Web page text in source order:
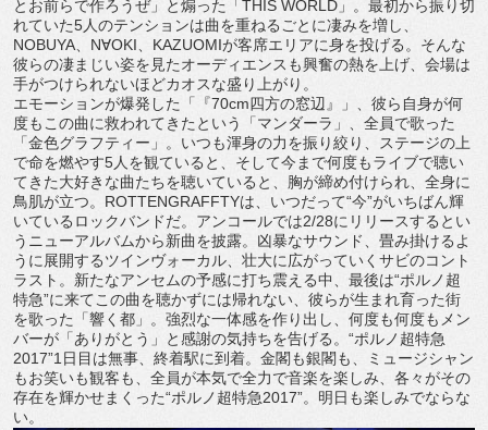
とお前らで作ろうぜ」と煽った「THIS WORLD」。最初から振り切
れていた5人のテンションは曲を重ねるごとに凄みを増し、
NOBUYA、N∀OKI、KAZUOMIが客席エリアに身を投げる。そんな
彼らの凄まじい姿を見たオーディエンスも興奮の熱を上げ、会場は
手がつけられないほどカオスな盛り上がり。
エモーションが爆発した「『70cm四方の窓辺』」、彼ら自身が何
度もこの曲に救われてきたという「マンダーラ」、全員で歌った
「金色グラフティー」。いつも渾身の力を振り絞り、ステージの上
で命を燃やす5人を観ていると、そして今まで何度もライブで聴い
てきた大好きな曲たちを聴いていると、胸が締め付けられ、全身に
鳥肌が立つ。ROTTENGRAFFTYは、いつだって“今”がいちばん輝
いているロックバンドだ。アンコールでは2/28にリリースするとい
うニューアルバムから新曲を披露。凶暴なサウンド、畳み掛けるよ
うに展開するツインヴォーカル、壮大に広がっていくサビのコント
ラスト。新たなアンセムの予感に打ち震える中、最後は“ポルノ超
特急”に来てこの曲を聴かずには帰れない、彼らが生まれ育った街
を歌った「響く都」。強烈な一体感を作り出し、何度も何度もメン
バーが「ありがとう」と感謝の気持ちを告げる。“ポルノ超特急
2017”1日目は無事、終着駅に到着。金閣も銀閣も、ミュージシャン
もお笑いも観客も、全員が本気で全力で音楽を楽しみ、各々がその
存在を輝かせまくった“ポルノ超特急2017”。明日も楽しみでならな
い。